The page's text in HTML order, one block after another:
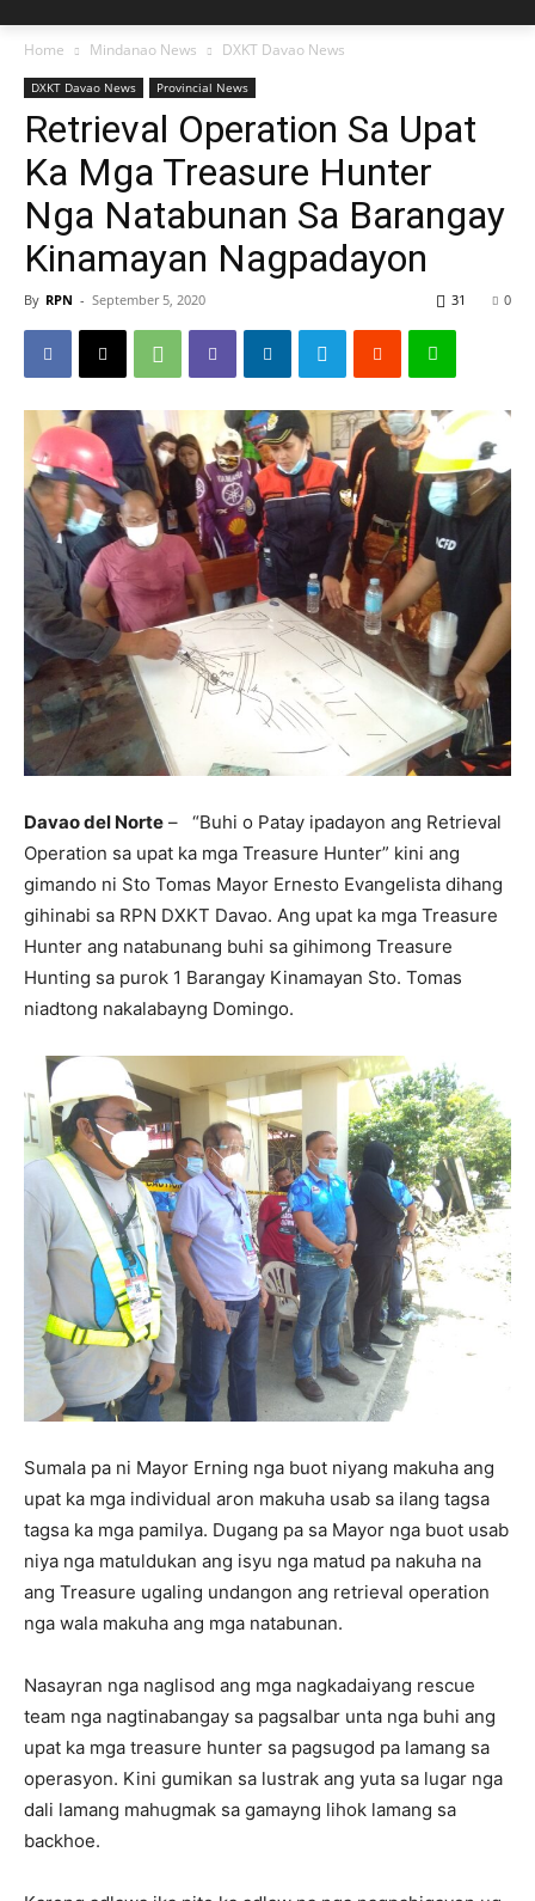
Home Mindanao News DXKT Davao News
DXKT Davao News Provincial News
Retrieval Operation Sa Upat
Ka Mga Treasure Hunter
Nga Natabunan Sa Barangay
Kinamayan Nagpadayon
By RPN - September 5, 2020 0
31
Davao del Norte – “Buhi o Patay ipadayon ang Retrieval
Operation sa upat ka mga Treasure Hunter” kini ang
gimando ni Sto Tomas Mayor Ernesto Evangelista dihang
gihinabi sa RPN DXKT Davao. Ang upat ka mga Treasure
Hunter ang natabunang buhi sa gihimong Treasure
Hunting sa purok 1 Barangay Kinamayan Sto. Tomas
niadtong nakalabayng Domingo.
Sumala pa ni Mayor Erning nga buot niyang makuha ang
upat ka mga individual aron makuha usab sa ilang tagsa
tagsa ka mga pamilya. Dugang pa sa Mayor nga buot usab
niya nga matuldukan ang isyu nga matud pa nakuha na
ang Treasure ugaling undangon ang retrieval operation
nga wala makuha ang mga natabunan.
Nasayran nga naglisod ang mga nagkadaiyang rescue
team nga nagtinabangay sa pagsalbar unta nga buhi ang
upat ka mga treasure hunter sa pagsugod pa lamang sa
operasyon. Kini gumikan sa lustrak ang yuta sa lugar nga
dali lamang mahugmak sa gamayng lihok lamang sa
backhoe.